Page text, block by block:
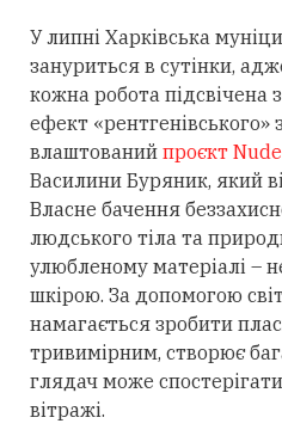
У липні Харківська
зануриться в сутінки,
кожна робота підсвічена
ефект «рентгенівського»
влаштований проєкт Nude
Василини Буряник, який
Власне бачення
людського тіла та
улюбленому матеріалі –
шкірою. За допомогою
намагається зробити
тривимірним, створює
глядач може
вітражі.